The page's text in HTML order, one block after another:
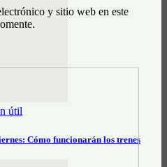
útil
Cómo funcionarán los trenes
y sitio web en este